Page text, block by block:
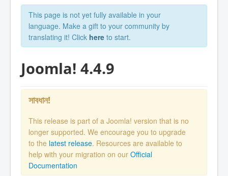
This page is not yet fully available in your
language. Make a gift to your community by
translating it! Click here to start.
Joomla! 4.4.9
সাবধান!
This release is part of a Joomla! version that is no
longer supported. We encourage you to upgrade
to the latest release. Resources are available to
help with your migration on our Official
Documentation